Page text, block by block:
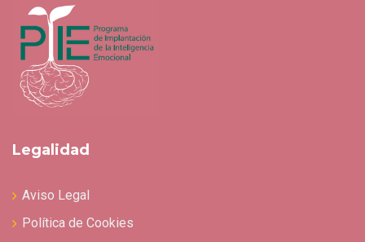
Legalidad
Aviso Legal
Política de Cookies